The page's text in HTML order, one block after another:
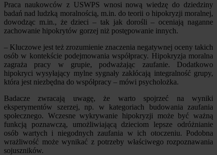
Praca naukowców z USWPS wnosi nową wiedzę do dziedziny
badań nad ludzką moralnością, m.in. do teorii o hipokryzji moralnej,
dowodząc m.in., że dzieci – tak jak dorośli – oceniają naganne
zachowanie hipokrytów gorzej niż postępowanie innych.
– Kluczowe jest też zrozumienie znaczenia negatywnej oceny takich
osób w kontekście podejmowania współpracy. Hipokryzja moralna
zagraża pracy w grupie, podważając zaufanie. Dodatkowo
hipokryci wysyłający mylne sygnały zakłócają integralność grupy,
która jest niezbędna do współpracy – mówi psycholożka.
Badacze zwracają uwagę, że warto spojrzeć na wyniki
eksperymentów szerzej, np. w kategoriach budowania zaufania
społecznego. Wczesne wykrywanie hipokryzji może być ważną
funkcją poznawczą, umożliwiającą dzieciom lepsze odróżnianie
osób wartych i niegodnych zaufania w ich otoczeniu. Podobna
wrażliwość może wynikać z potrzeby właściwego rozpoznawania
sojuszników.